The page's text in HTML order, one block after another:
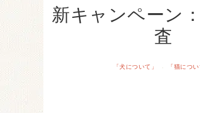
新キャンペーン
査
「犬について」 · 「猫につい